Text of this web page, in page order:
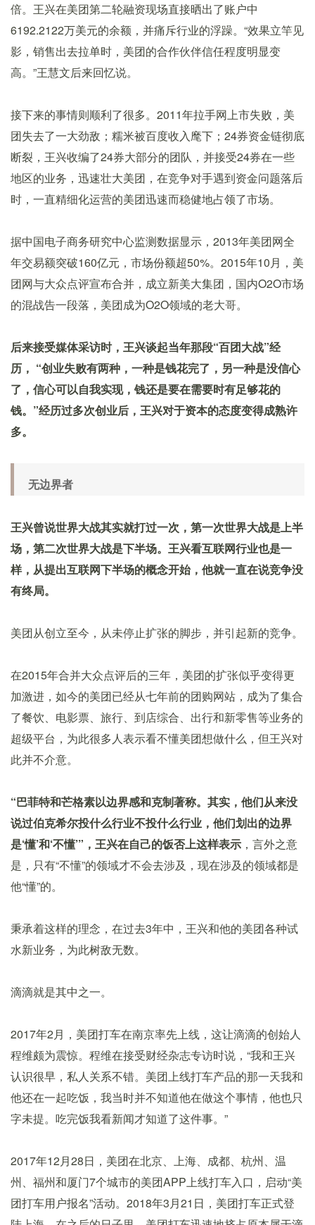
倍。王兴在美团第二轮融资现场直接晒出了账户中
6192.2122万美元的余额，并痛斥行业的浮躁。“效果立竿见
影，销售出去拉单时，美团的合作伙伴信任程度明显变
高。”王慧文后来回忆说。
接下来的事情则顺利了很多。2011年拉手网上市失败，美
团失去了一大劲敌；糯米被百度收入麾下；24券资金链彻底
断裂，王兴收编了24券大部分的团队，并接受24券在一些
地区的业务，迅速壮大美团，在竞争对手遇到资金问题落后
时，一直精细化运营的美团迅速而稳健地占领了市场。
据中国电子商务研究中心监测数据显示，2013年美团网全
年交易额突破160亿元，市场份额超50%。2015年10月，美
团网与大众点评宣布合并，成立新美大集团，国内O2O市场
的混战告一段落，美团成为O2O领域的老大哥。
后来接受媒体采访时，王兴谈起当年那段“百团大战”经
历， “创业失败有两种，一种是钱花完了，另一种是没信心
了，信心可以自我实现，钱还是要在需要时有足够花的
钱。”经历过多次创业后，王兴对于资本的态度变得成熟许
多。
无边界者
王兴曾说世界大战其实就打过一次，第一次世界大战是上半
场，第二次世界大战是下半场。王兴看互联网行业也是一
样，从提出互联网下半场的概念开始，他就一直在说竞争没
有终局。
美团从创立至今，从未停止扩张的脚步，并引起新的竞争。
在2015年合并大众点评后的三年，美团的扩张似乎变得更
加激进，如今的美团已经从七年前的团购网站，成为了集合
了餐饮、电影票、旅行、到店综合、出行和新零售等业务的
超级平台，为此很多人表示看不懂美团想做什么，但王兴对
此并不介意。
“巴菲特和芒格素以边界感和克制著称。其实，他们从来没
说过伯克希尔投什么行业不投什么行业，他们划出的边界
是‘懂’和‘不懂’”，王兴在自己的饭否上这样表示 ，言外之意
是，只有“不懂”的领域才不会去涉及，现在涉及的领域都是
他“懂”的。
秉承着这样的理念，在过去3年中，王兴和他的美团各种试
水新业务，为此树敌无数。
滴滴就是其中之一。
2017年2月，美团打车在南京率先上线，这让滴滴的创始人
程维颇为震惊。程维在接受财经杂志专访时说，“我和王兴
认识很早，私人关系不错。美团上线打车产品的那一天我和
他还在一起吃饭，我当时并不知道他在做这个事情，他也只
字未提。吃完饭我看新闻才知道了这件事。”
2017年12月28日，美团在北京、上海、成都、杭州、温
州、福州和厦门7个城市的美团APP上线打车入口，启动“美
团打车用户报名”活动。2018年3月21日，美团打车正式登